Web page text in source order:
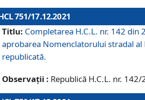
751/17.12.2021
Titlu: Completarea H.C.L. nr. 142 din
aprobarea Nomenclatorului stradal
republicată.
Observații : Republică H.C.L. nr. 142/